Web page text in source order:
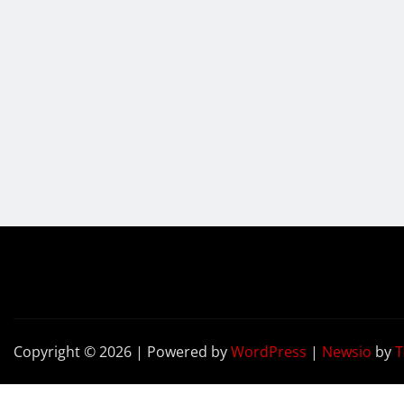
Copyright © 2026 | Powered byWordPress | Newsio by